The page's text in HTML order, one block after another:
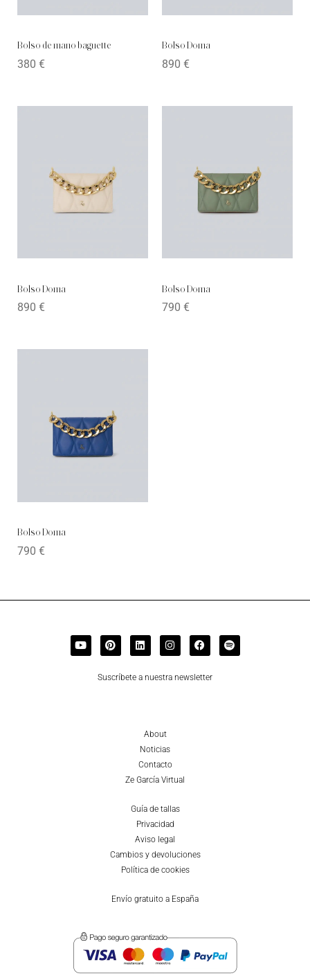
Bolso de mano baguette
380 €
Bolso Doma
890 €
Bolso Doma
890 €
Bolso Doma
790 €
Bolso Doma
790 €
Suscríbete a nuestra newsletter
About
Noticias
Contacto
Ze García Virtual
Guía de tallas
Privacidad
Aviso legal
Cambios y devoluciones
Política de cookies
Envío gratuito a España